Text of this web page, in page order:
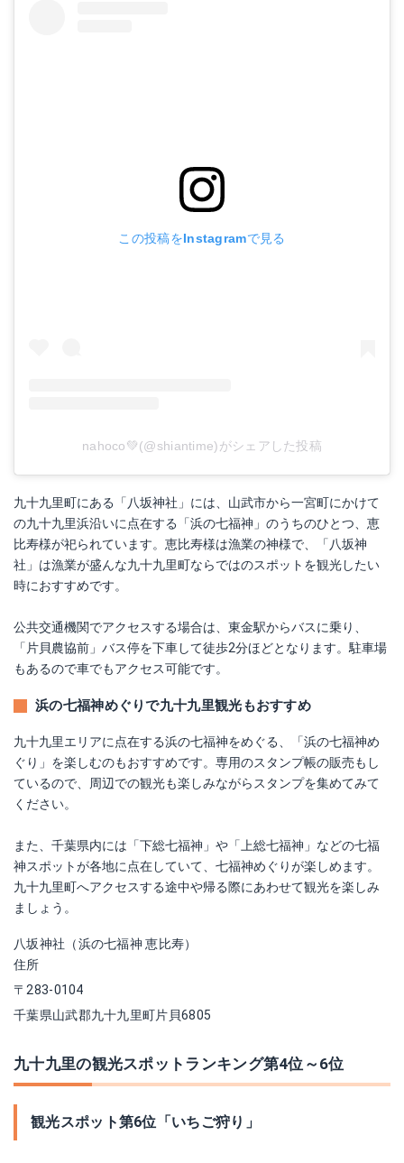
この投稿をInstagramで見る
nahoco💚(@shiantime)がシェアした投稿
九十九里町にある「八坂神社」には、山武市から一宮町にかけて
の九十九里浜沿いに点在する「浜の七福神」のうちのひとつ、恵
比寿様が祀られています。恵比寿様は漁業の神様で、「八坂神
社」は漁業が盛んな九十九里町ならではのスポットを観光したい
時におすすめです。
公共交通機関でアクセスする場合は、東金駅からバスに乗り、
「片貝農協前」バス停を下車して徒歩2分ほどとなります。駐車場
もあるので車でもアクセス可能です。
浜の七福神めぐりで九十九里観光もおすすめ
九十九里エリアに点在する浜の七福神をめぐる、「浜の七福神め
ぐり」を楽しむのもおすすめです。専用のスタンプ帳の販売もし
ているので、周辺での観光も楽しみながらスタンプを集めてみて
ください。
また、千葉県内には「下総七福神」や「上総七福神」などの七福
神スポットが各地に点在していて、七福神めぐりが楽しめます。
九十九里町へアクセスする途中や帰る際にあわせて観光を楽しみ
ましょう。
八坂神社（浜の七福神 恵比寿）
住所
〒283-0104
千葉県山武郡九十九里町片貝6805
九十九里の観光スポットランキング第4位～6位
観光スポット第6位「いちご狩り」